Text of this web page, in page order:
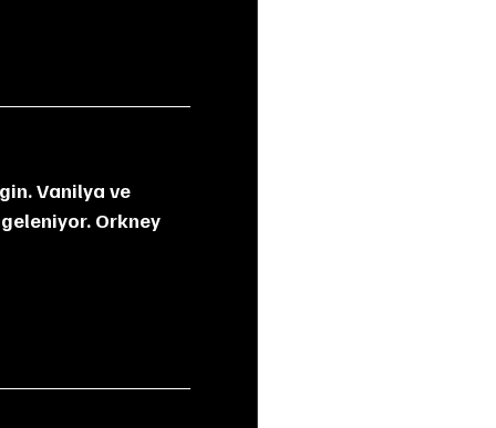
Orkney